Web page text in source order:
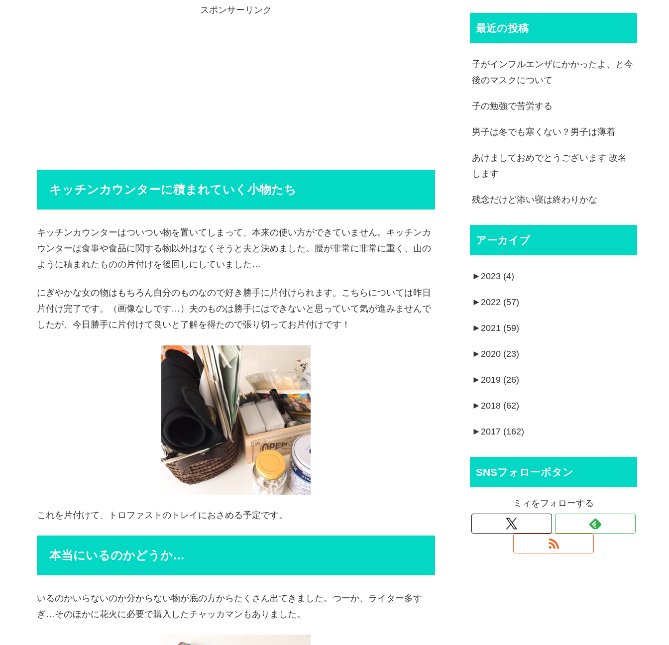
スポンサーリンク
キッチンカウンターに積まれていく小物たち
キッチンカウンターはついつい物を置いてしまって、本来の使い方ができていません。キッチンカ
ウンターは食事や食品に関する物以外はなくそうと夫と決めました。腰が非常に非常に重く、山の
ように積まれたものの片付けを後回しにしていました…
にぎやかな女の物はもちろん自分のものなので好き勝手に片付けられます。こちらについては昨日
片付け完了です。（画像なしです…）夫のものは勝手にはできないと思っていて気が進みませんで
したが、今日勝手に片付けて良いと了解を得たので張り切ってお片付けです！
これを片付けて、トロファストのトレイにおさめる予定です。
本当にいるのかどうか…
いるのかいらないのか分からない物が底の方からたくさん出てきました。つーか、ライター多す
ぎ…そのほかに花火に必要で購入したチャッカマンもありました。
最近の投稿
子がインフルエンザにかかったよ、と今
後のマスクについて
子の勉強で苦労する
男子は冬でも寒くない？男子は薄着
あけましておめでとうございます 改名
します
残念だけど添い寝は終わりかな
アーカイブ
► 2023 (4)
► 2022 (57)
► 2021 (59)
► 2020 (23)
► 2019 (26)
► 2018 (62)
► 2017 (162)
SNSフォローボタン
ミィをフォローする